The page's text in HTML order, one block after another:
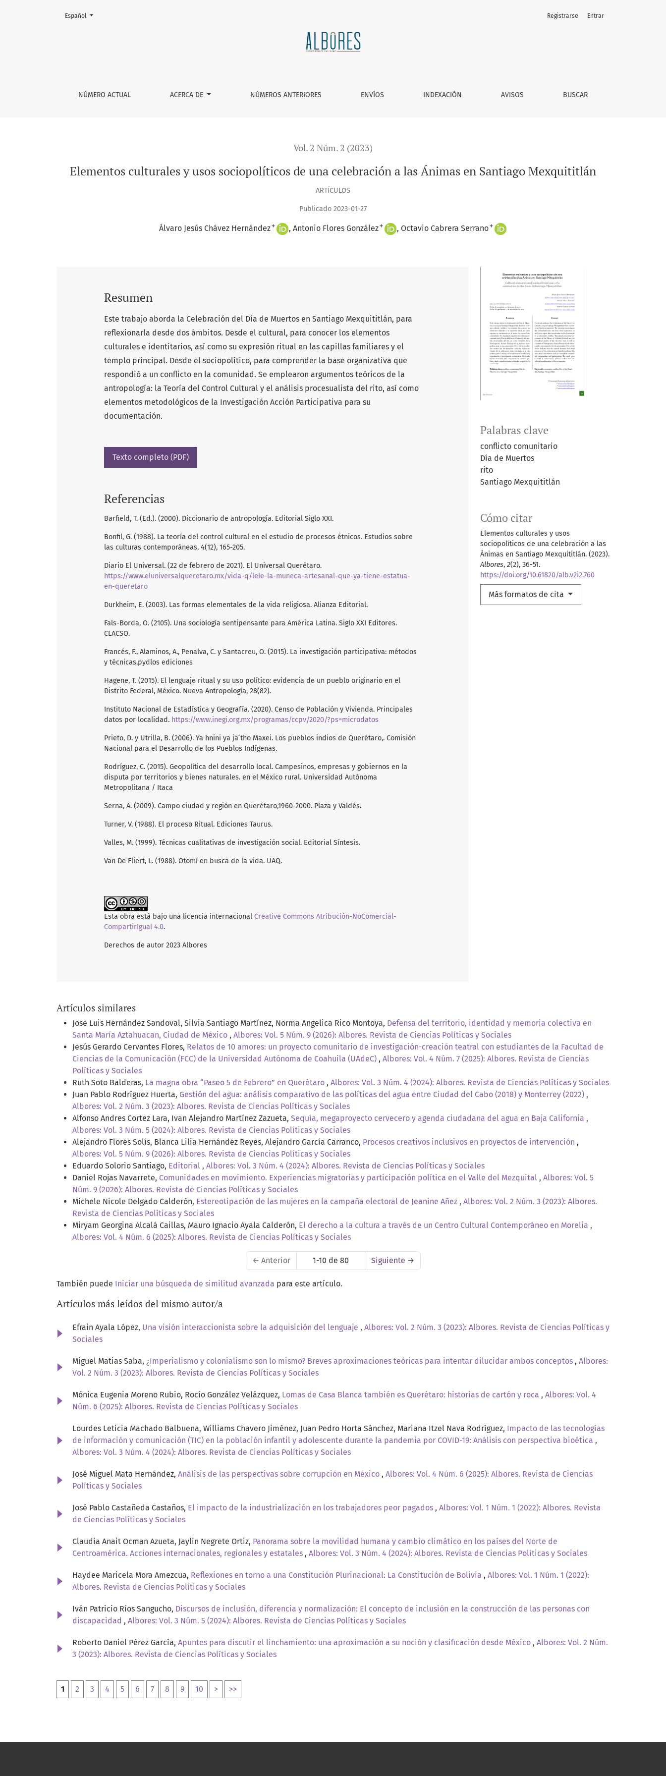
Elementos culturales y usos sociopolíticos de una celebración a las Ánimas en Santiago Mexquititlán
NÚMERO ACTUAL ACERCA DE NÚMEROS ANTERIORES ENVÍOS INDEXACIÓN AVISOS BUSCAR
Registrarse Entrar
Cambiar el idioma. El actual es:
Español
Vol. 2 Núm. 2 (2023)
Elementos culturales y usos sociopolíticos de una celebración a las Ánimas en Santiago Mexquititlán
ARTÍCULOS
Publicado 2023-01-27
Álvaro Jesús Chávez Hernández+ Antonio Flores González+ Octavio Cabrera Serrano+
Palabras clave
conflicto comunitario
Día de Muertos
rito
Santiago Mexquititlán
Cómo citar
Elementos culturales y usos
sociopolíticos de una celebración a las
Ánimas en Santiago Mexquititlán. (2023).
Albores, 2(2), 36-51.
https://doi.org/10.61820/alb.v2i2.760
Más formatos de cita
Resumen
Este trabajo aborda la Celebración del Día de Muertos en Santiago Mexquititlán, para
reflexionarla desde dos ámbitos. Desde el cultural, para conocer los elementos
culturales e identitarios, así como su expresión ritual en las capillas familiares y el
templo principal. Desde el sociopolítico, para comprender la base organizativa que
respondió a un conflicto en la comunidad. Se emplearon argumentos teóricos de la
antropología: la Teoría del Control Cultural y el análisis procesualista del rito, así como
elementos metodológicos de la Investigación Acción Participativa para su
documentación.
Texto completo (PDF)
Referencias
Barfield, T. (Ed.). (2000). Diccionario de antropología. Editorial Siglo XXI.
Bonfil, G. (1988). La teoría del control cultural en el estudio de procesos étnicos. Estudios sobre
las culturas contemporáneas, 4(12), 165-205.
Diario El Universal. (22 de febrero de 2021). El Universal Querétaro.
https://www.eluniversalqueretaro.mx/vida-q/lele-la-muneca-artesanal-que-ya-tiene-estatua-
en-queretaro
Durkheim, E. (2003). Las formas elementales de la vida religiosa. Alianza Editorial.
Fals-Borda, O. (2105). Una sociología sentipensante para América Latina. Siglo XXI Editores.
CLACSO.
Francés, F., Alaminos, A., Penalva, C. y Santacreu, O. (2015). La investigación participativa: métodos
y técnicas.pydlos ediciones
Hagene, T. (2015). El lenguaje ritual y su uso político: evidencia de un pueblo originario en el
Distrito Federal, México. Nueva Antropología, 28(82).
Instituto Nacional de Estadística y Geografía. (2020). Censo de Población y Vivienda. Principales
datos por localidad. https://www.inegi.org.mx/programas/ccpv/2020/?ps=microdatos
Prieto, D. y Utrilla, B. (2006). Ya hnini ya jä ́tho Maxei. Los pueblos indios de Querétaro,. Comisión
Nacional para el Desarrollo de los Pueblos Indígenas.
Rodríguez, C. (2015). Geopolítica del desarrollo local. Campesinos, empresas y gobiernos en la
disputa por territorios y bienes naturales. en el México rural. Universidad Autónoma
Metropolitana / Itaca
Serna, A. (2009). Campo ciudad y región en Querétaro,1960-2000. Plaza y Valdés.
Turner, V. (1988). El proceso Ritual. Ediciones Taurus.
Valles, M. (1999). Técnicas cualitativas de investigación social. Editorial Síntesis.
Van De Fliert, L. (1988). Otomí en busca de la vida. UAQ.
Esta obra está bajo una licencia internacional Creative Commons Atribución-NoComercial-
CompartirIgual 4.0.
Derechos de autor 2023 Albores
Artículos similares
Jose Luis Hernández Sandoval, Silvia Santiago Martínez, Norma Angelica Rico Montoya, Defensa del territorio, identidad y memoria colectiva en
Santa María Aztahuacan, Ciudad de México , Albores: Vol. 5 Núm. 9 (2026): Albores. Revista de Ciencias Políticas y Sociales
Jesús Gerardo Cervantes Flores, Relatos de 10 amores: un proyecto comunitario de investigación-creación teatral con estudiantes de la Facultad de
Ciencias de la Comunicación (FCC) de la Universidad Autónoma de Coahuila (UAdeC) , Albores: Vol. 4 Núm. 7 (2025): Albores. Revista de Ciencias
Políticas y Sociales
Ruth Soto Balderas, La magna obra “Paseo 5 de Febrero” en Querétaro , Albores: Vol. 3 Núm. 4 (2024): Albores. Revista de Ciencias Políticas y Sociales
Juan Pablo Rodríguez Huerta, Gestión del agua: análisis comparativo de las políticas del agua entre Ciudad del Cabo (2018) y Monterrey (2022) ,
Albores: Vol. 2 Núm. 3 (2023): Albores. Revista de Ciencias Políticas y Sociales
Alfonso Andres Cortez Lara, Ivan Alejandro Martínez Zazueta, Sequía, megaproyecto cervecero y agenda ciudadana del agua en Baja California ,
Albores: Vol. 3 Núm. 5 (2024): Albores. Revista de Ciencias Políticas y Sociales
Alejandro Flores Solís, Blanca Lilia Hernández Reyes, Alejandro García Carranco, Procesos creativos inclusivos en proyectos de intervención ,
Albores: Vol. 5 Núm. 9 (2026): Albores. Revista de Ciencias Políticas y Sociales
Eduardo Solorio Santiago, Editorial , Albores: Vol. 3 Núm. 4 (2024): Albores. Revista de Ciencias Políticas y Sociales
Daniel Rojas Navarrete, Comunidades en movimiento. Experiencias migratorias y participación política en el Valle del Mezquital , Albores: Vol. 5
Núm. 9 (2026): Albores. Revista de Ciencias Políticas y Sociales
Michele Nicole Delgado Calderón, Estereotipación de las mujeres en la campaña electoral de Jeanine Añez , Albores: Vol. 2 Núm. 3 (2023): Albores.
Revista de Ciencias Políticas y Sociales
Miryam Georgina Alcalá Caillas, Mauro Ignacio Ayala Calderón, El derecho a la cultura a través de un Centro Cultural Contemporáneo en Morelia ,
Albores: Vol. 4 Núm. 6 (2025): Albores. Revista de Ciencias Políticas y Sociales
← Anterior 1-10 de 80 Siguiente →
También puede Iniciar una búsqueda de similitud avanzada para este artículo.
Artículos más leídos del mismo autor/a
Efrain Ayala López, Una visión interaccionista sobre la adquisición del lenguaje , Albores: Vol. 2 Núm. 3 (2023): Albores. Revista de Ciencias Políticas y
Sociales
Miguel Matias Saba, ¿Imperialismo y colonialismo son lo mismo? Breves aproximaciones teóricas para intentar dilucidar ambos conceptos , Albores:
Vol. 2 Núm. 3 (2023): Albores. Revista de Ciencias Políticas y Sociales
Mónica Eugenia Moreno Rubio, Rocío González Velázquez, Lomas de Casa Blanca también es Querétaro: historias de cartón y roca , Albores: Vol. 4
Núm. 6 (2025): Albores. Revista de Ciencias Políticas y Sociales
Lourdes Leticia Machado Balbuena, Williams Chavero Jiménez, Juan Pedro Horta Sánchez, Mariana Itzel Nava Rodríguez, Impacto de las tecnologías
de información y comunicación (TIC) en la población infantil y adolescente durante la pandemia por COVID-19: Análisis con perspectiva bioética ,
Albores: Vol. 3 Núm. 4 (2024): Albores. Revista de Ciencias Políticas y Sociales
José Miguel Mata Hernández, Análisis de las perspectivas sobre corrupción en México , Albores: Vol. 4 Núm. 6 (2025): Albores. Revista de Ciencias
Políticas y Sociales
José Pablo Castañeda Castaños, El impacto de la industrialización en los trabajadores peor pagados , Albores: Vol. 1 Núm. 1 (2022): Albores. Revista
de Ciencias Políticas y Sociales
Claudia Anait Ocman Azueta, Jaylin Negrete Ortiz, Panorama sobre la movilidad humana y cambio climático en los países del Norte de
Centroamérica. Acciones internacionales, regionales y estatales , Albores: Vol. 3 Núm. 4 (2024): Albores. Revista de Ciencias Políticas y Sociales
Haydee Maricela Mora Amezcua, Reflexiones en torno a una Constitución Plurinacional: La Constitución de Bolivia , Albores: Vol. 1 Núm. 1 (2022):
Albores. Revista de Ciencias Políticas y Sociales
Iván Patricio Ríos Sangucho, Discursos de inclusión, diferencia y normalización: El concepto de inclusión en la construcción de las personas con
discapacidad , Albores: Vol. 3 Núm. 5 (2024): Albores. Revista de Ciencias Políticas y Sociales
Roberto Daniel Pérez García, Apuntes para discutir el linchamiento: una aproximación a su noción y clasificación desde México , Albores: Vol. 2 Núm.
3 (2023): Albores. Revista de Ciencias Políticas y Sociales
1 2 3 4 5 6 7 8 9 10 > >>